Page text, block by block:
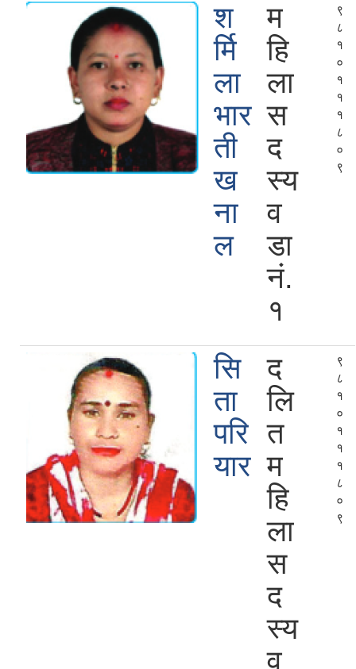
श
र्मि
ला
भार
ती
ख
ना
ल
म
हि
ला
स
द
स्य
व
डा
नं.
१
९
८
१
०
१
१
१
८
०
९
सि
ता
परि
यार
द
लि
त
म
हि
ला
स
द
स्य
व
९
८
१
०
१
१
१
८
०
९